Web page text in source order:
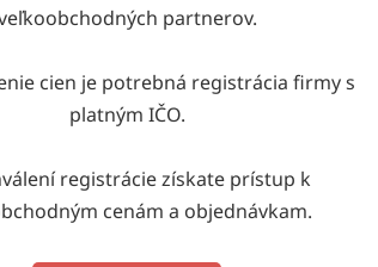
partnerov.
cien je potrebná registrácia firmy s
platným IČO.
registrácie získate prístup k
cenám a objednávkam.
Kód: 4098